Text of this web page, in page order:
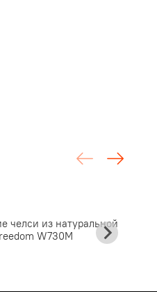
челси из натуральной
W730M